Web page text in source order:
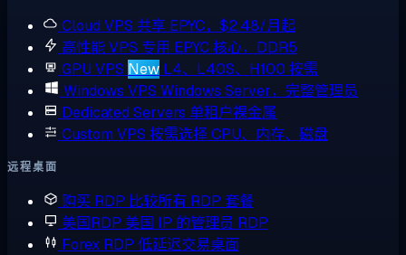
Cloud VPS 共享 EPYC，$2.48/月起
高性能 VPS 专用 EPYC 核心，DDR5
GPU VPS New L4、L40S、H100 按需
Windows VPS Windows Server，完整管理员
Dedicated Servers 单租户裸金属
Custom VPS 按需选择 CPU、内存、磁盘
远程桌面
购买 RDP 比较所有 RDP 套餐
美国RDP 美国 IP 的管理员 RDP
Forex RDP 低延迟交易桌面